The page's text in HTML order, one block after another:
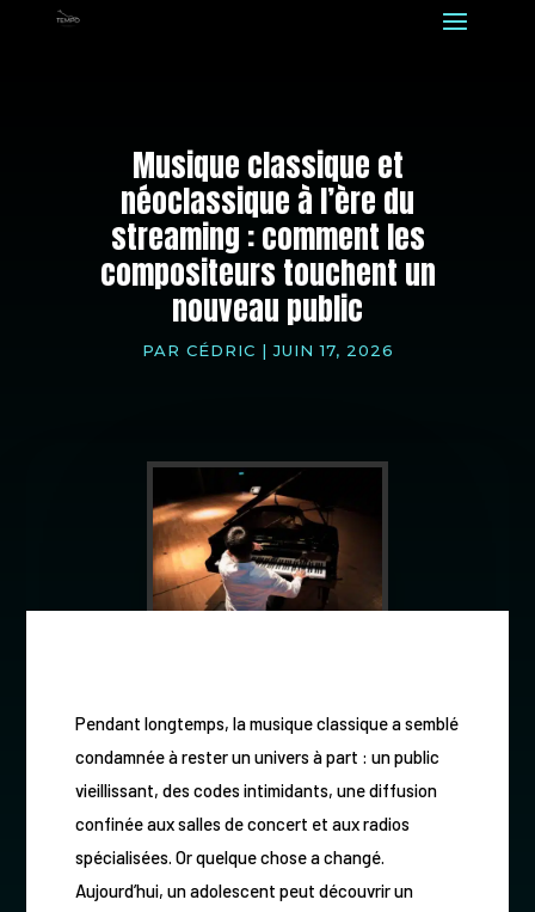
Musique classique et
néoclassique à l’ère du
streaming : comment les
compositeurs touchent un
nouveau public
PAR CÉDRIC |JUIN 17, 2026
Pendant longtemps, la musique classique a semblé
condamnée à rester un univers à part : un public
vieillissant, des codes intimidants, une diffusion
confinée aux salles de concert et aux radios
spécialisées. Or quelque chose a changé.
Aujourd’hui, un adolescent peut découvrir un